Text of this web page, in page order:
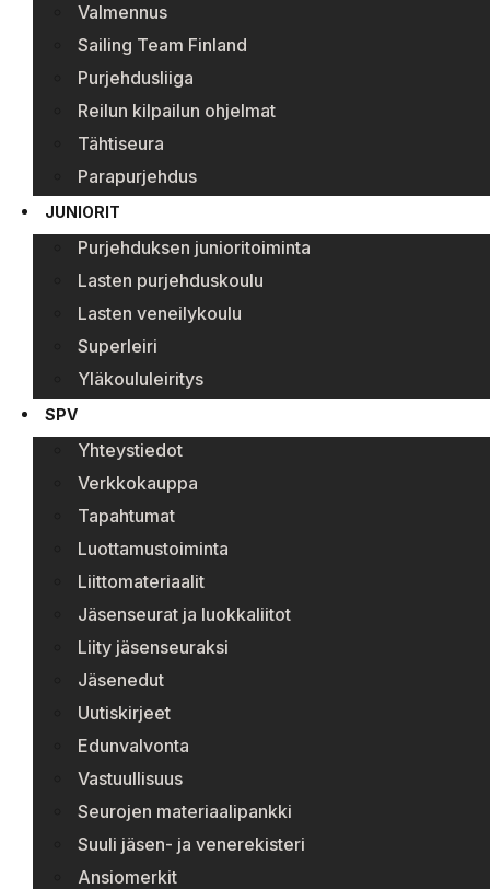
Valmennus
Sailing Team Finland
Purjehdusliiga
Reilun kilpailun ohjelmat
Tähtiseura
Parapurjehdus
JUNIORIT
Purjehduksen junioritoiminta
Lasten purjehduskoulu
Lasten veneilykoulu
Superleiri
Yläkoululeiritys
SPV
Yhteystiedot
Verkkokauppa
Tapahtumat
Luottamustoiminta
Liittomateriaalit
Jäsenseurat ja luokkaliitot
Liity jäsenseuraksi
Jäsenedut
Uutiskirjeet
Edunvalvonta
Vastuullisuus
Seurojen materiaalipankki
Suuli jäsen- ja venerekisteri
Ansiomerkit